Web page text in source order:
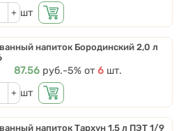
шт
напиток Бородинский 2,0 л
Цена
87.56 руб.Скидки от количества
-5%от 6 шт.
шт
напиток Тархун 1,5 л ПЭТ 1/9